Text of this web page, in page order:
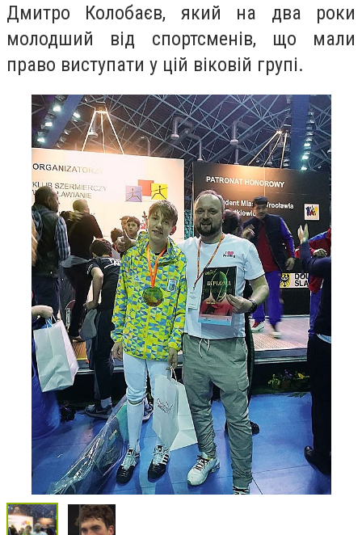
Дмитро Колобаєв, який на два роки
молодший від спортсменів, що мали
право виступати у цій віковій групі.